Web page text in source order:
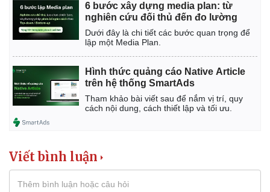
Pháp luật
Vụ án
Tin nóng
Vũ khí
6 bước xây dựng media plan: từ
nghiên cứu đối thủ đến đo lường
Dưới đây là chi tiết các bước quan trọng để
lập một Media Plan.
Hình thức quảng cáo Native Article
trên hệ thống SmartAds
Tham khảo bài viết sau để nắm vị trí, quy
cách nội dung, cách thiết lập và tối ưu.
Viết bình luận